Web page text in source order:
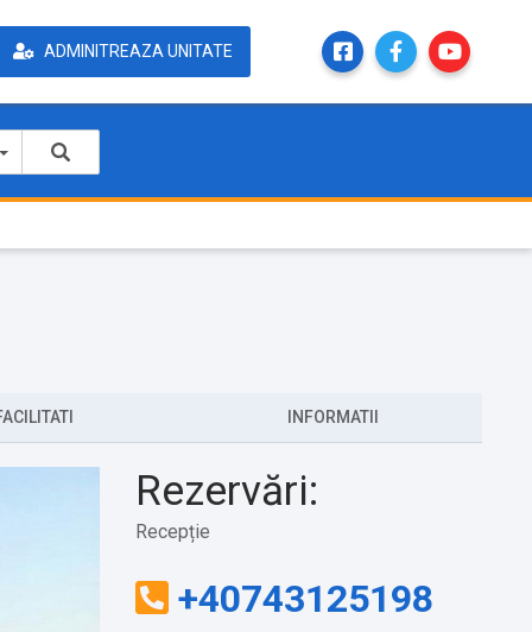
ADMINITREAZA UNITATE
INFORMATII
Rezervări:
Recepție
+40743125198